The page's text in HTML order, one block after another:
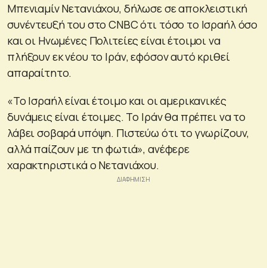
Μπενιαμίν Νετανιάχου, δήλωσε σε αποκλειστική
συνέντευξή του στο CNBC ότι τόσο το Ισραήλ όσο
και οι Ηνωμένες Πολιτείες είναι έτοιμοι να
πλήξουν εκ νέου το Ιράν, εφόσον αυτό κριθεί
απαραίτητο.
«Το Ισραήλ είναι έτοιμο και οι αμερικανικές
δυνάμεις είναι έτοιμες. Το Ιράν θα πρέπει να το
λάβει σοβαρά υπόψη. Πιστεύω ότι το γνωρίζουν,
αλλά παίζουν με τη φωτιά», ανέφερε
χαρακτηριστικά ο Νετανιάχου.